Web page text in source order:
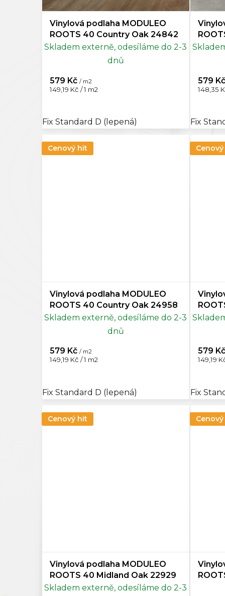
Mocca 0
Šedohnědá 0
Vinylová podlaha MODULEO
ROOTS 40 Country Oak 24842
Skladem externě, odesíláme do 2-3
dnů
579 Kč / m2
Měrná
149,19 Kč / 1 m2
Fix Standard D (lepená)
579 Kč
Měrná
148,35
Fix
Cenový hit
Vinylová podlaha MODULEO
ROOTS 40 Country Oak 24958
Skladem externě, odesíláme do 2-3
dnů
579 Kč / m2
Měrná
149,19 Kč / 1 m2
Fix Standard D (lepená)
579 Kč
Měrná
149,19
Fix
Cenový hit
Vinylová podlaha MODULEO
ROOTS 40 Midland Oak 22929
Skladem externě, odesíláme do 2-3